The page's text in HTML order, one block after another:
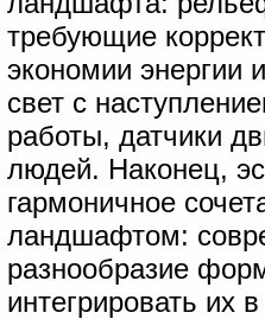
требующие
экономии энергии
свет с
работы, датчики
людей. Наконец,
гармоничное
ландшафтом:
разнообразие
интегрировать их